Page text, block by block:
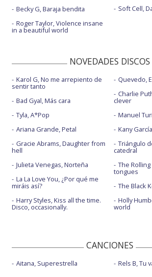
Becky G, Baraja bendita
Roger Taylor, Violence insane
in a beautiful world
Soft Cell,
NOVEDADES DISCOS
Karol G, No me arrepiento de
sentir tanto
Bad Gyal, Más cara
Tyla, A*Pop
Ariana Grande, Petal
Gracie Abrams, Daughter from
hell
Julieta Venegas, Norteña
La La Love You, ¿Por qué me
miráis así?
Harry Styles, Kiss all the time.
Disco, occasionally.
Quevedo,
Charlie
clever
Manuel
Kany
Triángulo
catedral
The
tongues
The Black
Holly
world
CANCIONES
Aitana, Superestrella Rels B, Tu